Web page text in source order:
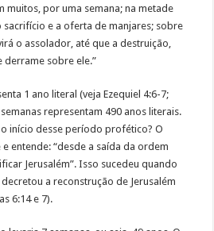
muitos, por uma semana; na metade
sacrifício e a oferta de manjares; sobre
o assolador, até que a destruição,
derrame sobre ele.”
1 ano literal (veja Ezequiel 4:6-7;
representam 490 anos literais.
início desse período profético? O
entende: “desde a saída da ordem
Jerusalém”. Isso sucedeu quando
a reconstrução de Jerusalém
6:14 e 7).